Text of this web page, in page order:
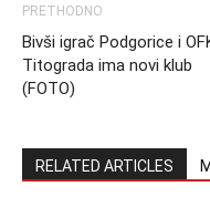
PRETHODNO
Bivši igrač Podgorice i
Titograda ima novi klub
(FOTO)
RELATED ARTICLES